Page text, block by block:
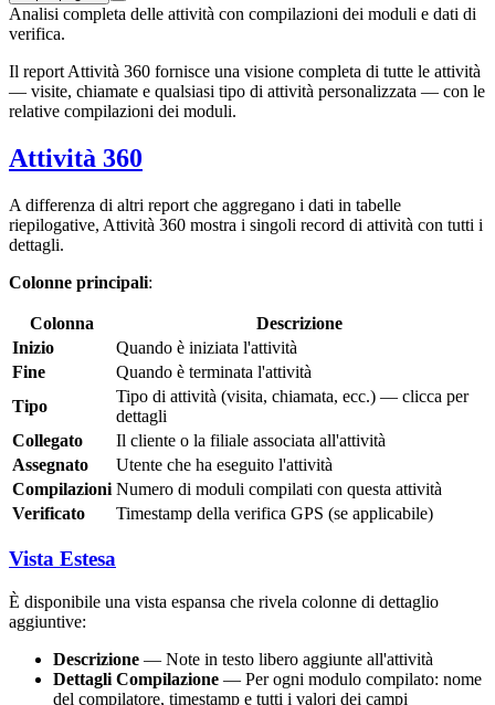
Analisi completa delle attività con compilazioni dei moduli e dati di
verifica.
Il report Attività 360 fornisce una visione completa di tutte le attività
— visite, chiamate e qualsiasi tipo di attività personalizzata — con le
relative compilazioni dei moduli.
Attività 360
A differenza di altri report che aggregano i dati in tabelle
riepilogative, Attività 360 mostra i singoli record di attività con tutti i
dettagli.
Colonne principali:
Colonna
Descrizione
Inizio
Quando è iniziata l'attività
Fine
Quando è terminata l'attività
Tipo
Tipo di attività (visita, chiamata, ecc.) — clicca per
dettagli
Collegato
Il cliente o la filiale associata all'attività
Assegnato
Utente che ha eseguito l'attività
Compilazioni Numero di moduli compilati con questa attività
Verificato
Timestamp della verifica GPS (se applicabile)
Vista Estesa
È disponibile una vista espansa che rivela colonne di dettaglio
aggiuntive:
Descrizione — Note in testo libero aggiunte all'attività
Dettagli Compilazione — Per ogni modulo compilato: nome
del compilatore, timestamp e tutti i valori dei campi